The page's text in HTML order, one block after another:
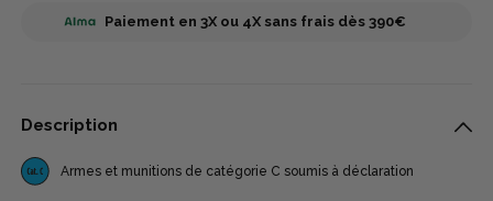
Paiement en 3X ou 4X sans frais dès 390€
Description
Armes et munitions de catégorie C soumis à déclaration